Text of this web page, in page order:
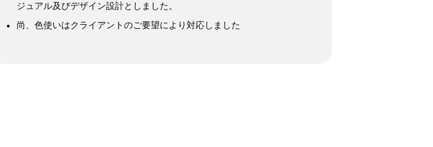
ジュアル及びデザイン設計としました。
尚、色使いはクライアントのご要望により対応しました